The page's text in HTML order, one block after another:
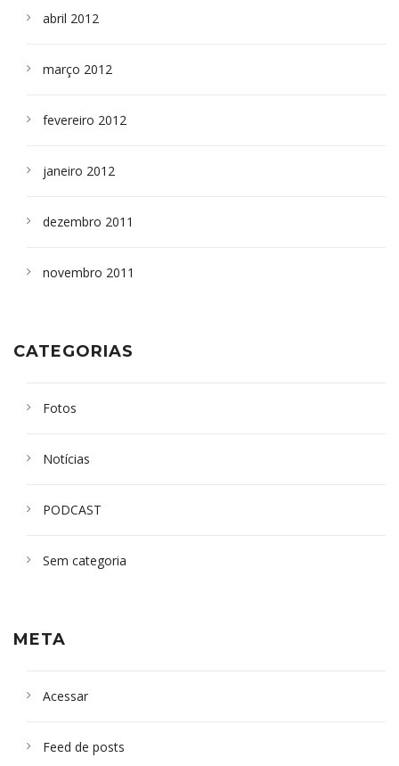
abril 2012
março 2012
fevereiro 2012
janeiro 2012
dezembro 2011
novembro 2011
CATEGORIAS
Fotos
Notícias
PODCAST
Sem categoria
META
Acessar
Feed de posts